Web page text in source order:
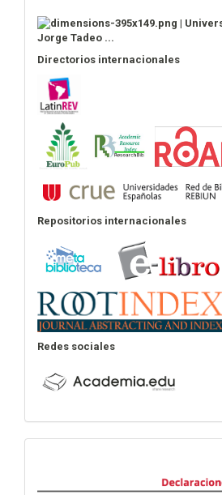
Directorios internacionales
Repositorios internacionales
Redes sociales